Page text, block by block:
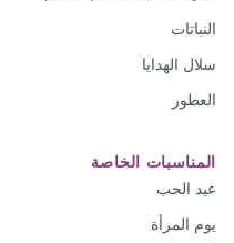
النباتات
سلال الهدايا
العطور
المناسبات الخاصة
عيد الحب
يوم المرأة